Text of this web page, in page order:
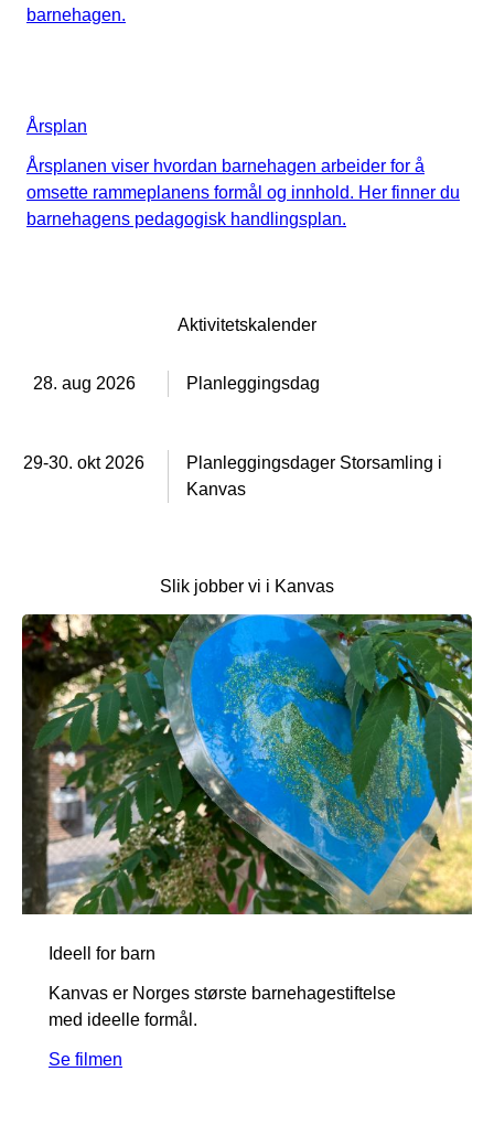
barnehagen.
Årsplan
Årsplanen viser hvordan barnehagen arbeider for å
omsette rammeplanens formål og innhold. Her finner du
barnehagens pedagogisk handlingsplan.
Aktivitetskalender
28. aug 2026 Planleggingsdag
29-30. okt 2026
Planleggingsdager Storsamling i
Kanvas
Slik jobber vi i Kanvas
Ideell for barn
Kanvas er Norges største barnehagestiftelse
med ideelle formål.
Se filmen